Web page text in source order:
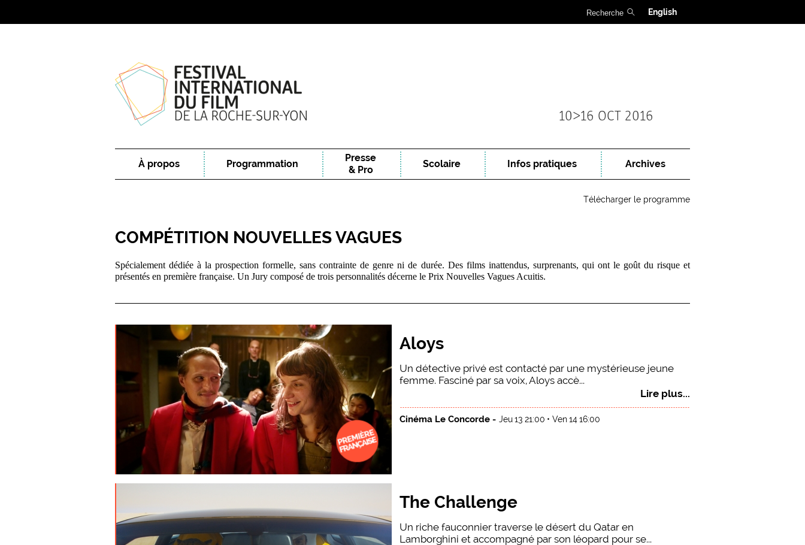
10>16 OCT 2016
À propos Programmation
Presse
& Pro
Scolaire Infos pratiques Archives
Télécharger le programme
English
COMPÉTITION NOUVELLES VAGUES
Spécialement dédiée à la prospection formelle, sans contrainte de genre ni de durée. Des films inattendus, surprenants, qui ont le goût du risque et
présentés en première française. Un Jury composé de trois personnalités décerne le Prix Nouvelles Vagues Acuitis.
Aloys
Un détective privé est contacté par une mystérieuse jeune
femme. Fasciné par sa voix, Aloys accè...
Lire plus...
Cinéma Le Concorde - Jeu 13 21:00 Ven 14 16:00
The Challenge
Un riche fauconnier traverse le désert du Qatar en
Lamborghini et accompagné par son léopard pour se...